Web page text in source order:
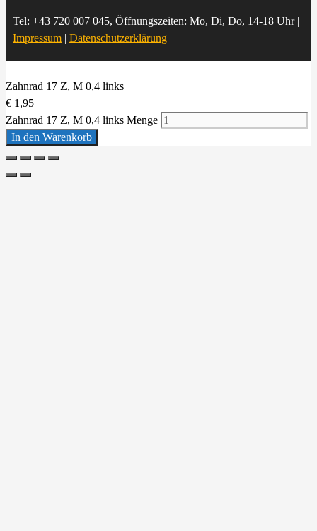
Tel: +43 720 007 045, Öffnungszeiten: Mo, Di, Do, 14-18 Uhr |
Impressum | Datenschutzerklärung
Zahnrad 17 Z, M 0,4 links
€ 1,95
Zahnrad 17 Z, M 0,4 links Menge
In den Warenkorb